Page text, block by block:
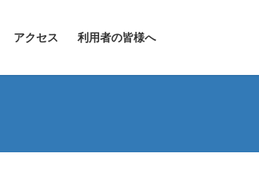
アクセス 利用者の皆様へ